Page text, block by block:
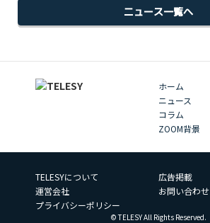
ニュース一覧へ
ホーム
ニュース
コラム
ZOOM背景
TELESYについて
広告掲載
運営会社
お問い合わせ
プライバシーポリシー
© TELESY All Rights Reserved.